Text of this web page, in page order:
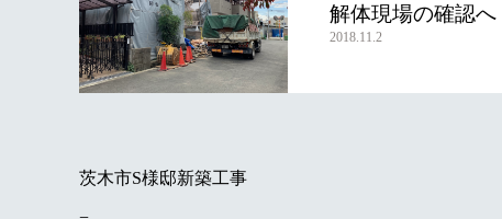
解体現場の確認へ
2018.11.2
茨木市S様邸新築工事